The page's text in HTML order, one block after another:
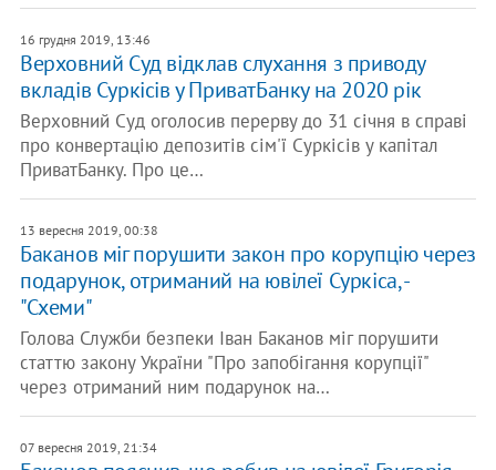
16 грудня 2019, 13:46
Верховний Суд відклав слухання з приводу
вкладів Суркісів у ПриватБанку на 2020 рік
Верховний Суд оголосив перерву до 31 січня в справі
про конвертацію депозитів сім'ї Суркісів у капітал
ПриватБанку. Про це…
13 вересня 2019, 00:38
Баканов міг порушити закон про корупцію через
подарунок, отриманий на ювілеї Суркіса, -
"Схеми"
Голова Служби безпеки Іван Баканов міг порушити
статтю закону України "Про запобігання корупції"
через отриманий ним подарунок на…
07 вересня 2019, 21:34